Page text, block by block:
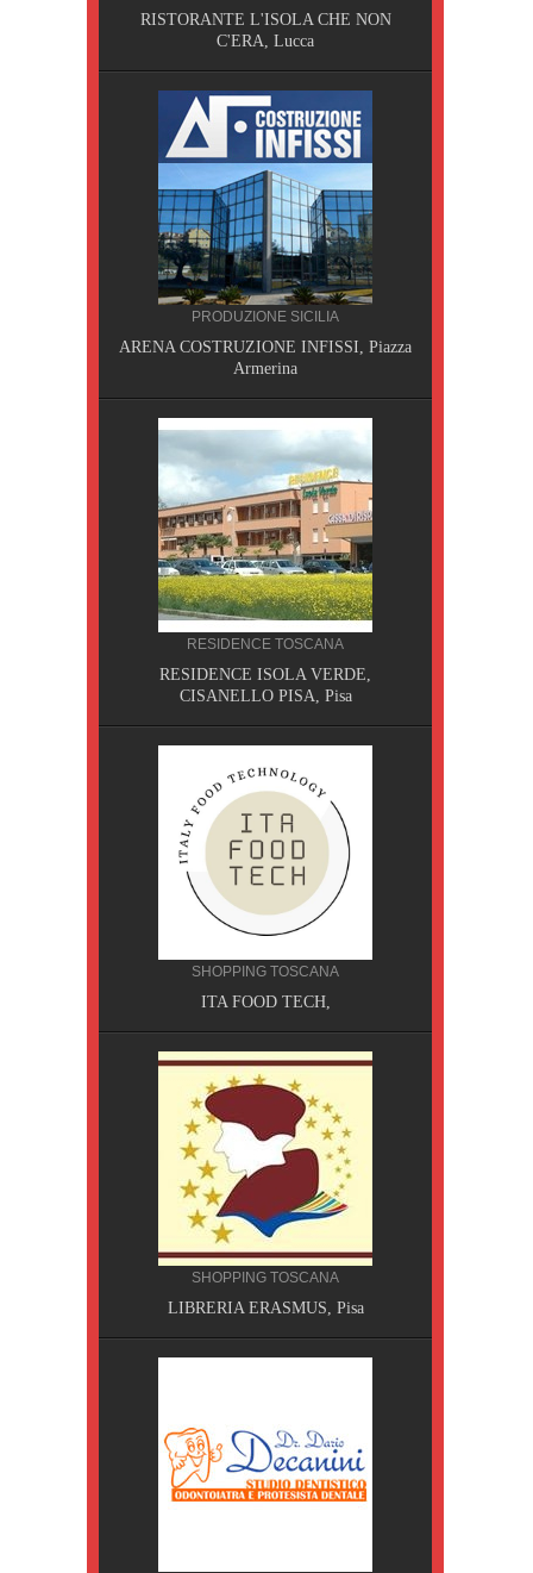
RISTORANTE L'ISOLA CHE NON
C'ERA, Lucca
PRODUZIONE SICILIA
ARENA COSTRUZIONE INFISSI, Piazza
Armerina
RESIDENCE TOSCANA
RESIDENCE ISOLA VERDE,
CISANELLO PISA, Pisa
SHOPPING TOSCANA
ITA FOOD TECH,
SHOPPING TOSCANA
LIBRERIA ERASMUS, Pisa